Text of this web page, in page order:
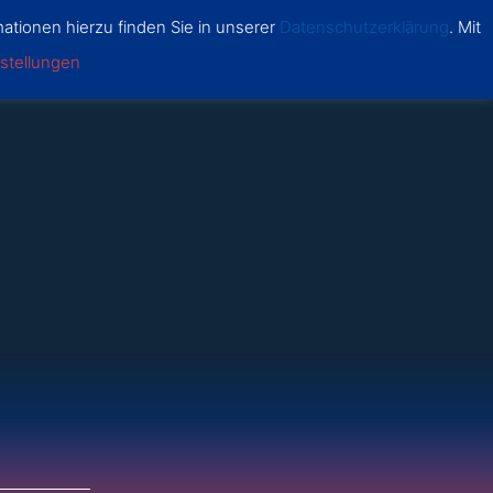
hierzu finden Sie in unserer Datenschutzerklärung. Mit